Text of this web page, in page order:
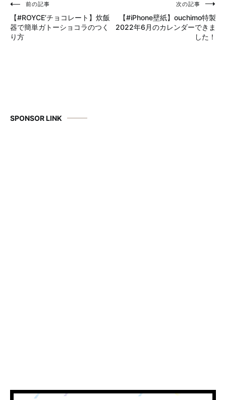
投
稿
ナ
シ
前の記事
【#ROYCE’チョコレート】炊飯
器で簡単ガトーショコラのつく
り方
次の記事
【#iPhone壁紙】ouchimo特製
2022年6月のカレンダーできま
した！
SPONSOR LINK